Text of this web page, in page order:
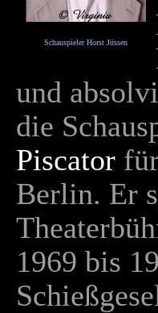
Schauspieler Horst Jüssen
und
die
Piscator
Berlin. Er
1969 bis